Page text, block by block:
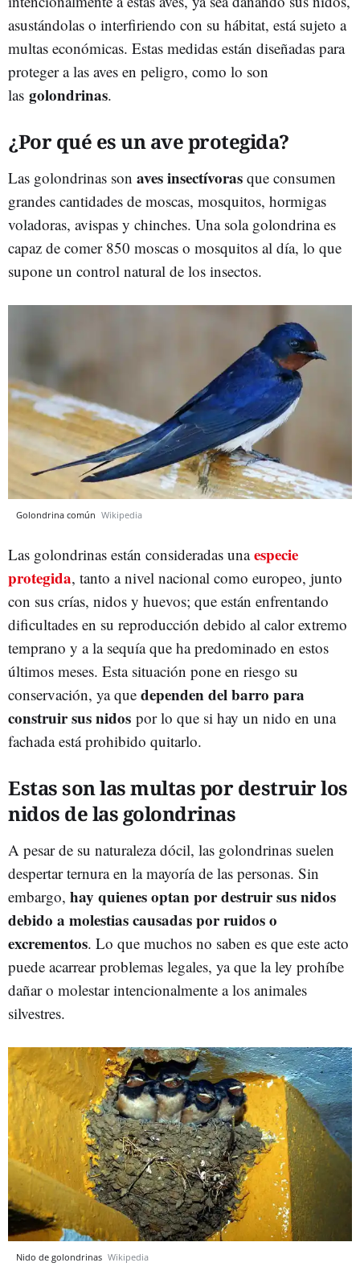
asustándolas o interfiriendo con su hábitat, está sujeto a
multas económicas. Estas medidas están diseñadas para
proteger a las aves en peligro, como lo son
las golondrinas.
¿Por qué es un ave protegida?
Las golondrinas son aves insectívoras que consumen
grandes cantidades de moscas, mosquitos, hormigas
voladoras, avispas y chinches. Una sola golondrina es
capaz de comer 850 moscas o mosquitos al día, lo que
supone un control natural de los insectos.
Golondrina común Wikipedia
Las golondrinas están consideradas unaespecie
protegida, tanto a nivel nacional como europeo, junto
con sus crías, nidos y huevos; que están enfrentando
dificultades en su reproducción debido al calor extremo
temprano y a la sequía que ha predominado en estos
últimos meses. Esta situación pone en riesgo su
conservación, ya que dependen del barro para
construir sus nidos por lo que si hay un nido en una
fachada está prohibido quitarlo.
Estas son las multas por destruir los
nidos de las golondrinas
A pesar de su naturaleza dócil, las golondrinas suelen
despertar ternura en la mayoría de las personas. Sin
embargo, hay quienes optan por destruir sus nidos
debido a molestias causadas por ruidos o
excrementos. Lo que muchos no saben es que este acto
puede acarrear problemas legales, ya que la ley prohíbe
dañar o molestar intencionalmente a los animales
silvestres.
Nido de golondrinas Wikipedia